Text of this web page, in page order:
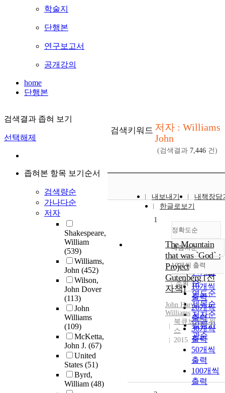
학술지
단행본
연구보고서
공개강의
home
단행본
검색결과 좁혀 보기
선택해제
좁혀본 항목 보기순서
검색량순
가나다순
저자
Shakespeare,
William
(539)
Williams,
John (452)
Wilson,
John Dover
(113)
John
Williams
(109)
McKetta,
John J. (67)
United
States (51)
Byrd,
William (48)
검색키워드 저자 : Williams
John
(검색결과 7,446 건)
내보내기
내책장담
한글로보기
정확도순
정확도
순
인기도
순
연도순
제목순
저자순
발행기
관순
내림차순
내림차순
10개씩 출력
10개씩
출력
20개씩
출력
30개씩
출력
50개씩
출력
100개씩
출력
조회
1
The Mountain
that was `God` :
Project
Gutenberg [전
자책]
John Harvey
Williams
북큐브네트웍
스
2015